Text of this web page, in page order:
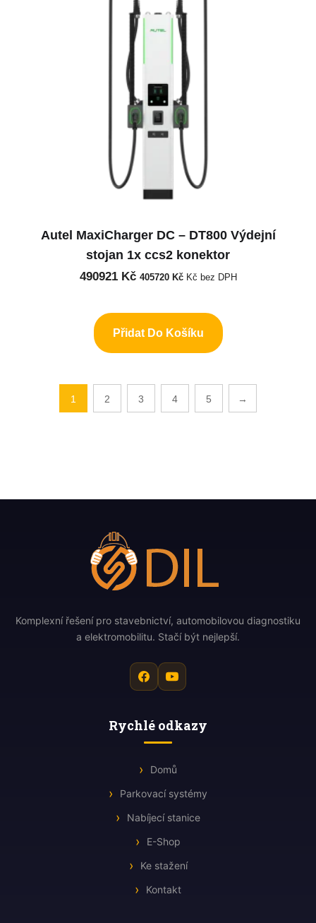
Autel MaxiCharger DC – DT800 Výdejní
stojan 1x ccs2 konektor
490921 Kč 405720 KčKč bez DPH
Přidat Do Košíku
1 2 3 4 5 →
Komplexní řešení pro stavebnictví, automobilovou diagnostiku
a elektromobilitu. Stačí být nejlepší.
Rychlé odkazy
Domů
Parkovací systémy
Nabíjecí stanice
E-Shop
Ke stažení
Kontakt